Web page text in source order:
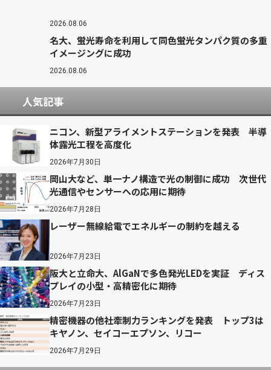
2026.08.06
名大、蛍光寿命を利用して同色蛍光タンパク質の多重
イメージングに成功
2026.08.06
人気記事
ニコン、新型アライメントステーションを発表 半導
体露光工程を高度化
2026年7月30日
岡山大など、単一ナノ構造で光の制御に成功 次世代
光通信やセンサーへの応用に期待
2026年7月28日
レーザー無線給電でエネルギーの制約を越える
2026年7月23日
阪大と立命大、AlGaNで多色発光LEDを実証 ディス
プレイの小型・高精密化に期待
2026年7月23日
精密機器の他社牽制力ランキングを発表 トップ3は
キヤノン、セイコーエプソン、リコー
2026年7月29日